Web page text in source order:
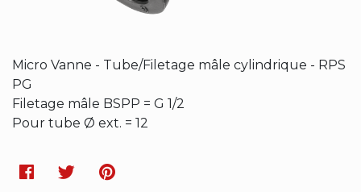
Micro Vanne - Tube/Filetage mâle cylindrique - RPS
PG
Filetage mâle BSPP = G 1/2
Pour tube Ø ext. = 12
Facebook
TwitterPinterest